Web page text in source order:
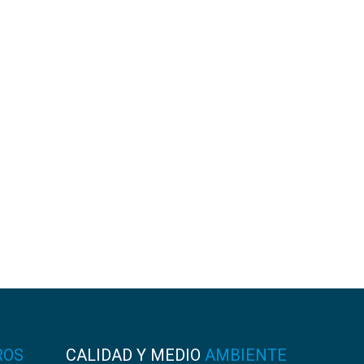
CALIDAD Y MEDIO AMBIENTE